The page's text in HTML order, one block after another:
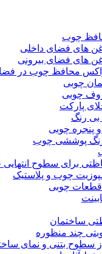
چوب
های فضای داخلی
های فضای بیرونی
محافظ چوب در
چوبی
چوبی
پارکت
بی رنگ
پنجره چوبی
رنگ پوششی چوب
برای سطوح
چوب و پلاستیک
قطعات چوبی
ساختمان
چند منظوره
سطوح بتنی و نمای